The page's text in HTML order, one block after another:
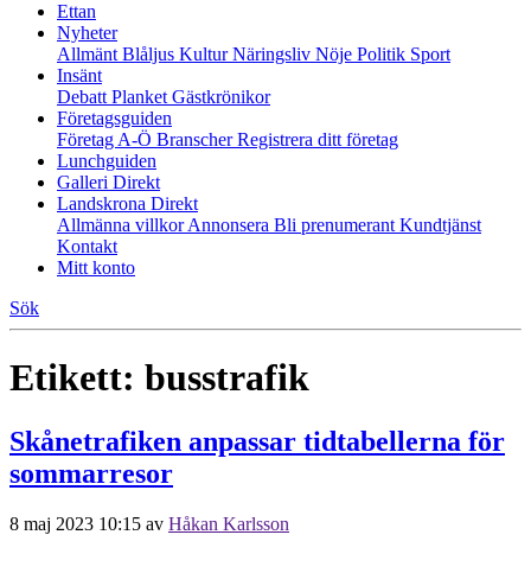
Ettan
Nyheter
Allmänt Blåljus KulturNäringsliv Nöje Politik Sport
Insänt
Debatt Planket Gästkrönikor
Företagsguiden
Företag A-Ö BranscherRegistrera ditt företag
Lunchguiden
Galleri Direkt
Landskrona Direkt
Allmänna villkorAnnonsera Bli prenumerant Kundtjänst
Kontakt
Mitt konto
Sök
Etikett: busstrafik
Skånetrafiken anpassar tidtabellerna för
sommarresor
8 maj 2023 10:15 av Håkan Karlsson